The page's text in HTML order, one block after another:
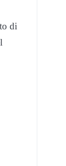
di